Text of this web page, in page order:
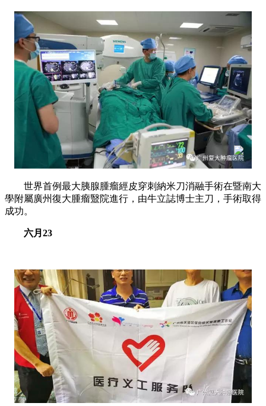
世界首例最大胰腺腫瘤經皮穿刺納米刀消融手術在暨南大
學附屬廣州復大腫瘤毉院進行，由牛立誌博士主刀，手術取得
成功。
六月23